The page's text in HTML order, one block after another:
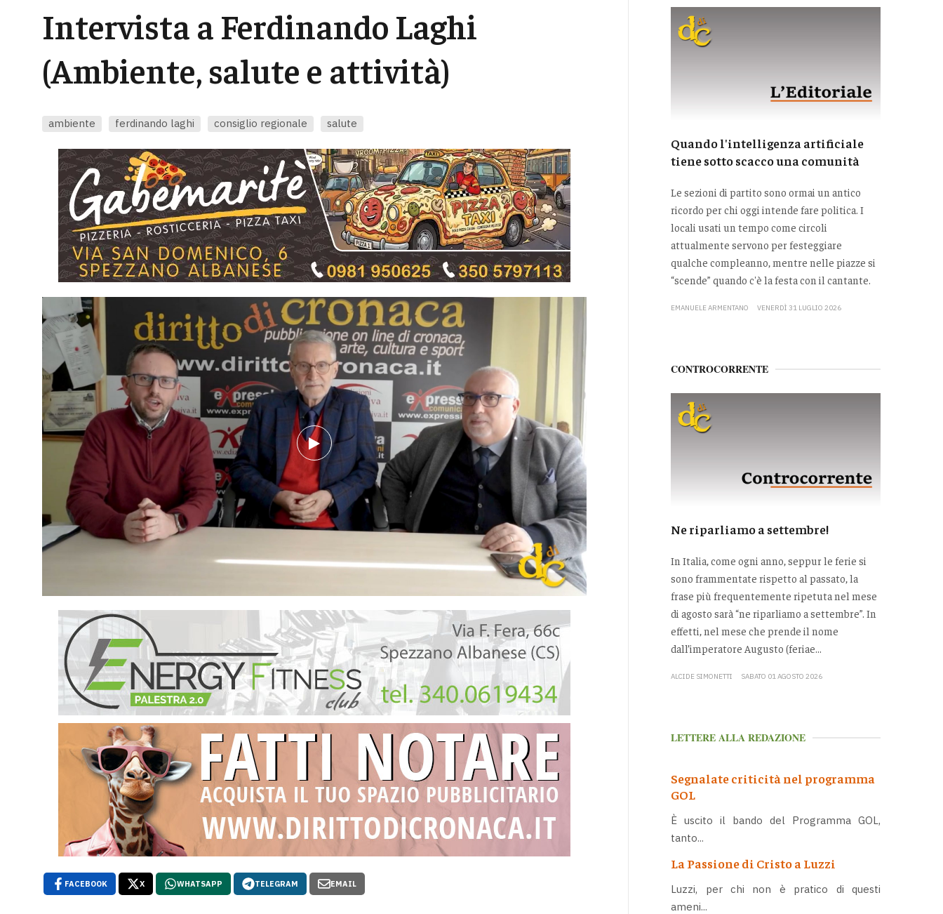
Intervista a Ferdinando Laghi
(Ambiente, salute e attività)
ambiente ferdinando laghi consiglio regionale salute
FACEBOOK X WHATSAPP TELEGRAM EMAIL
Quando l'intelligenza artificiale
tiene sotto scacco una comunità
Le sezioni di partito sono ormai un antico
ricordo per chi oggi intende fare politica. I
locali usati un tempo come circoli
attualmente servono per festeggiare
qualche compleanno, mentre nelle piazze si
“scende” quando c'è la festa con il cantante.
EMANUELE ARMENTANO VENERDÌ 31 LUGLIO 2026
CONTROCORRENTE
Ne riparliamo a settembre!
In Italia, come ogni anno, seppur le ferie si
sono frammentate rispetto al passato, la
frase più frequentemente ripetuta nel mese
di agosto sarà “ne riparliamo a settembre”. In
effetti, nel mese che prende il nome
dall’imperatore Augusto (feriae...
ALCIDE SIMONETTI SABATO 01 AGOSTO 2026
LETTERE ALLA REDAZIONE
Segnalate criticità nel programma
GOL
È uscito il bando del Programma GOL,
tanto...
La Passione di Cristo a Luzzi
Luzzi, per chi non è pratico di questi
ameni...